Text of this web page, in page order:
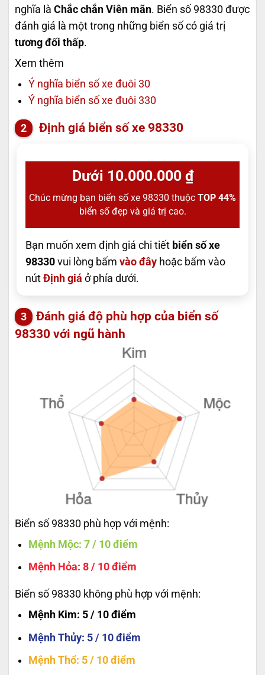
nghĩa là Chắc chắn Viên mãn. Biển số 98330 được
đánh giá là một trong những biển số có giá trị
tương đối thấp.
Xem thêm
Ý nghĩa biển số xe đuôi 30
Ý nghĩa biển số xe đuôi 330
Định giá biển số xe 98330
Dưới 10.000.000 ₫
Chúc mừng bạn biển số xe 98330 thuộc TOP 44%
biển số đẹp và giá trị cao.
Bạn muốn xem định giá chi tiết biển số xe
98330 vui lòng bấm vào đây hoặc bấm vào
nút Định giá ở phía dưới.
Đánh giá độ phù hợp của biển số
98330 với ngũ hành
Biển số 98330 phù hợp với mệnh:
Mệnh Mộc: 7 / 10 điểm
Mệnh Hỏa: 8 / 10 điểm
Biển số 98330 không phù hợp với mệnh:
Mệnh Kim: 5 / 10 điểm
Mệnh Thủy: 5 / 10 điểm
Mệnh Thổ: 5 / 10 điểm